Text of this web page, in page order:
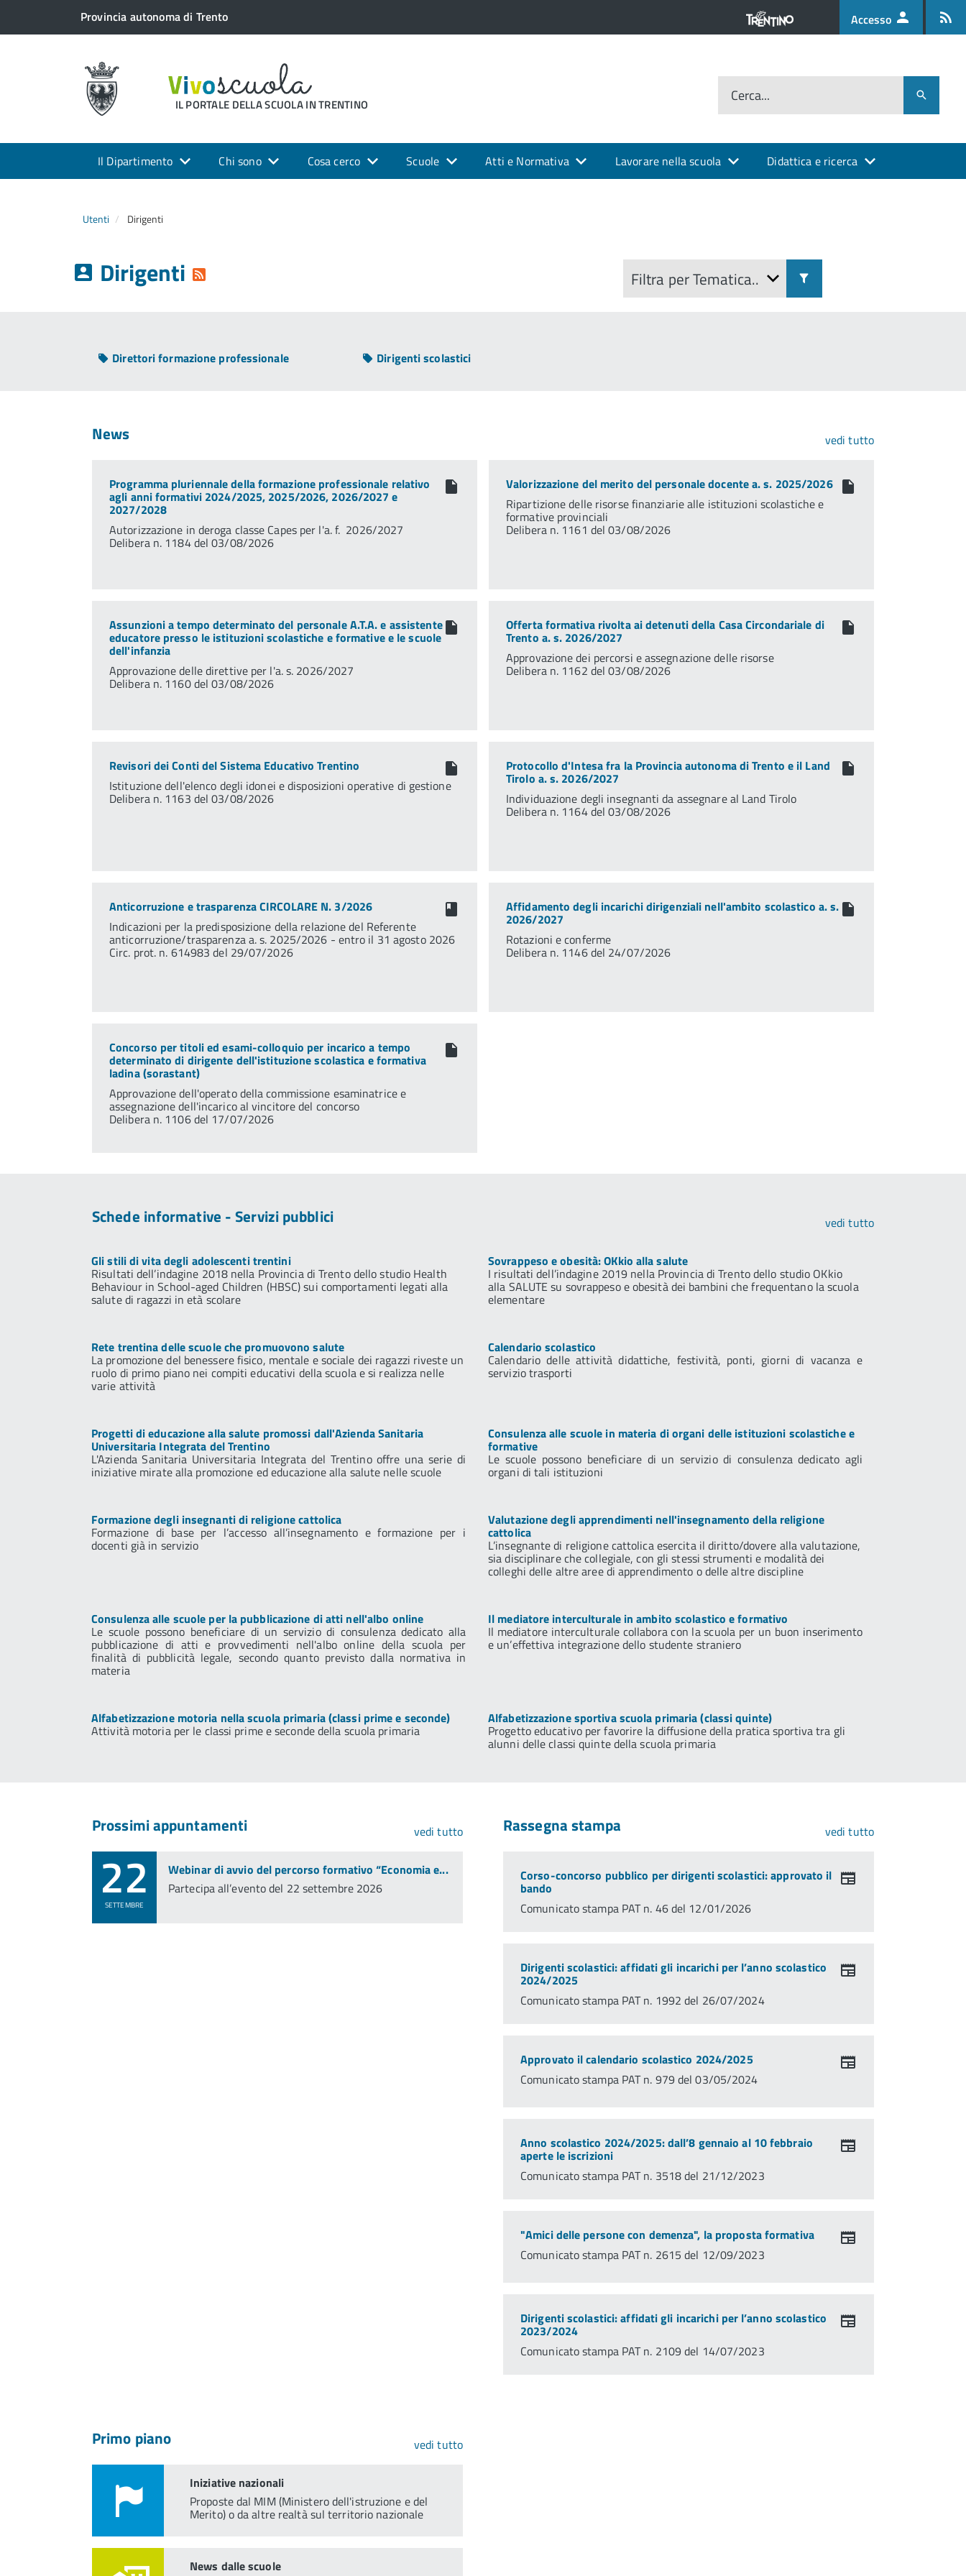
Provincia autonoma di Trento Accesso
IL PORTALE DELLA SCUOLA IN TRENTINO Cerca...
Il Dipartimento Chi sono Cosa cerco Scuole Atti e Normativa Lavorare nella scuola Didattica e ricerca
Utenti Dirigenti
Dirigenti
Direttori formazione professionale Dirigenti scolastici
News vedi tutto
Programma pluriennale della formazione professionale relativo
agli anni formativi 2024/2025, 2025/2026, 2026/2027 e
2027/2028
Autorizzazione in deroga classe Capes per l'a. f. 2026/2027
Delibera n. 1184 del 03/08/2026
Valorizzazione del merito del personale docente a. s. 2025/2026
Ripartizione delle risorse finanziarie alle istituzioni scolastiche e
formative provinciali
Delibera n. 1161 del 03/08/2026
Assunzioni a tempo determinato del personale A.T.A. e assistente
educatore presso le istituzioni scolastiche e formative e le scuole
dell'infanzia
Approvazione delle direttive per l'a. s. 2026/2027
Delibera n. 1160 del 03/08/2026
Offerta formativa rivolta ai detenuti della Casa Circondariale di
Trento a. s. 2026/2027
Approvazione dei percorsi e assegnazione delle risorse
Delibera n. 1162 del 03/08/2026
Revisori dei Conti del Sistema Educativo Trentino
Istituzione dell'elenco degli idonei e disposizioni operative di gestione
Delibera n. 1163 del 03/08/2026
Protocollo d'Intesa fra la Provincia autonoma di Trento e il Land
Tirolo a. s. 2026/2027
Individuazione degli insegnanti da assegnare al Land Tirolo
Delibera n. 1164 del 03/08/2026
Anticorruzione e trasparenza CIRCOLARE N. 3/2026
Indicazioni per la predisposizione della relazione del Referente
anticorruzione/trasparenza a. s. 2025/2026 - entro il 31 agosto 2026
Circ. prot. n. 614983 del 29/07/2026
Affidamento degli incarichi dirigenziali nell'ambito scolastico a. s.
2026/2027
Rotazioni e conferme
Delibera n. 1146 del 24/07/2026
Concorso per titoli ed esami-colloquio per incarico a tempo
determinato di dirigente dell'istituzione scolastica e formativa
ladina (sorastant)
Approvazione dell'operato della commissione esaminatrice e
assegnazione dell'incarico al vincitore del concorso
Delibera n. 1106 del 17/07/2026
Schede informative - Servizi pubblici vedi tutto
Gli stili di vita degli adolescenti trentini
Risultati dell’indagine 2018 nella Provincia di Trento dello studio Health
Behaviour in School-aged Children (HBSC) sui comportamenti legati alla
salute di ragazzi in età scolare
Sovrappeso e obesità: OKkio alla salute
I risultati dell’indagine 2019 nella Provincia di Trento dello studio OKkio
alla SALUTE su sovrappeso e obesità dei bambini che frequentano la scuola
elementare
Rete trentina delle scuole che promuovono salute
La promozione del benessere fisico, mentale e sociale dei ragazzi riveste un
ruolo di primo piano nei compiti educativi della scuola e si realizza nelle
varie attività
Calendario scolastico
Calendario delle attività didattiche, festività, ponti, giorni di vacanza e
servizio trasporti
Progetti di educazione alla salute promossi dall'Azienda Sanitaria
Universitaria Integrata del Trentino
L'Azienda Sanitaria Universitaria Integrata del Trentino offre una serie di
iniziative mirate alla promozione ed educazione alla salute nelle scuole
Consulenza alle scuole in materia di organi delle istituzioni scolastiche e
formative
Le scuole possono beneficiare di un servizio di consulenza dedicato agli
organi di tali istituzioni
Formazione degli insegnanti di religione cattolica
Formazione di base per l’accesso all’insegnamento e formazione per i
docenti già in servizio
Valutazione degli apprendimenti nell'insegnamento della religione
cattolica
L’insegnante di religione cattolica esercita il diritto/dovere alla valutazione,
sia disciplinare che collegiale, con gli stessi strumenti e modalità dei
colleghi delle altre aree di apprendimento o delle altre discipline
Consulenza alle scuole per la pubblicazione di atti nell'albo online
Le scuole possono beneficiare di un servizio di consulenza dedicato alla
pubblicazione di atti e provvedimenti nell'albo online della scuola per
finalità di pubblicità legale, secondo quanto previsto dalla normativa in
materia
Il mediatore interculturale in ambito scolastico e formativo
Il mediatore interculturale collabora con la scuola per un buon inserimento
e un’effettiva integrazione dello studente straniero
Alfabetizzazione motoria nella scuola primaria (classi prime e seconde)
Attività motoria per le classi prime e seconde della scuola primaria
Alfabetizzazione sportiva scuola primaria (classi quinte)
Progetto educativo per favorire la diffusione della pratica sportiva tra gli
alunni delle classi quinte della scuola primaria
Prossimi appuntamenti vedi tutto
22
SETTEMBRE
Webinar di avvio del percorso formativo “Economia e...
Partecipa all’evento del 22 settembre 2026
Rassegna stampa vedi tutto
Corso-concorso pubblico per dirigenti scolastici: approvato il
bando
Comunicato stampa PAT n. 46 del 12/01/2026
Dirigenti scolastici: affidati gli incarichi per l’anno scolastico
2024/2025
Comunicato stampa PAT n. 1992 del 26/07/2024
Approvato il calendario scolastico 2024/2025
Comunicato stampa PAT n. 979 del 03/05/2024
Anno scolastico 2024/2025: dall’8 gennaio al 10 febbraio
aperte le iscrizioni
Comunicato stampa PAT n. 3518 del 21/12/2023
"Amici delle persone con demenza", la proposta formativa
Comunicato stampa PAT n. 2615 del 12/09/2023
Dirigenti scolastici: affidati gli incarichi per l’anno scolastico
2023/2024
Comunicato stampa PAT n. 2109 del 14/07/2023
Primo piano vedi tutto
Iniziative nazionali
Proposte dal MIM (Ministero dell'istruzione e del
Merito) o da altre realtà sul territorio nazionale
News dalle scuole